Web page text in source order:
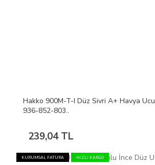
Hakko 900M-T-I Düz Sivri A+ Havya
936-852-803..
239,04 TL
KURUMSAL FATURA HIZLI KARGO